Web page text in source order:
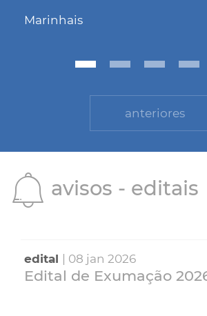
Marinhais
anteriores
avisos - editais
edital | 08 jan 2026
Edital de Exumação